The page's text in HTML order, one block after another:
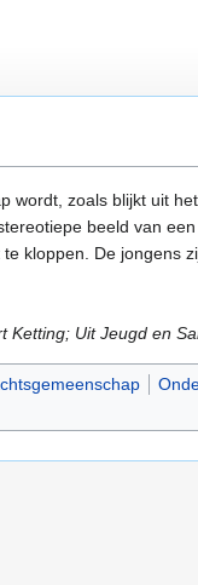
zoals blijkt uit
beeld van
kloppen. De
Uit Jeugd en